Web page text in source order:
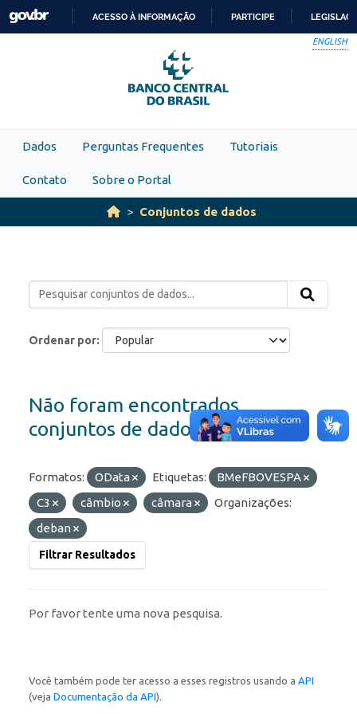
Skip to main content
PARA
O
CONTEÚDO
ACESSO À INFORMAÇÃO PARTICIPE
ENGLISH
Dados Perguntas Frequentes Tutoriais
Contato Sobre o Portal
Conjuntos de dados
Ordenar por
Não foram encontrados
conjuntos de dados
Formatos: OData Etiquetas:
BMeFBOVESPA
C3
câmbio câmara
Organizações:
deban
Filtrar Resultados
Por favor tente uma nova pesquisa.
Você também pode ter acesso a esses registros usando a API
(veja Documentação da API).